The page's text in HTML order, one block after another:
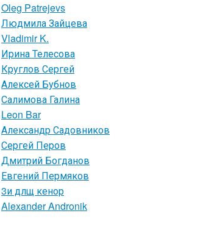
Oleg Patrejevs
Людмила Зайцева
Vladimir K.
Ирина Телесова
Круглов Сергей
Алексей Бубнов
Салимова Галина
Leon Bar
Александр Садовников
Сергей Перов
Дмитрий Богданов
Евгений Пермяков
3и длщ кенор
Alexander Andronik